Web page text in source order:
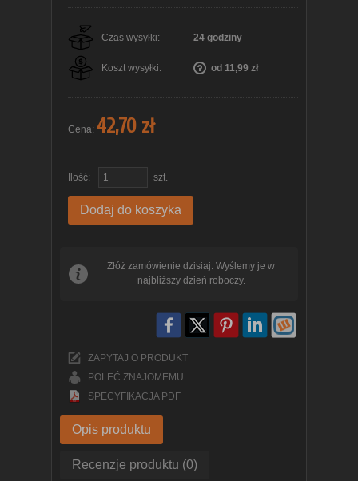
Czas wysyłki: 24 godziny
Koszt wysyłki: od 11,99 zł
Cena: 42,70 zł
Ilość: szt.
Dodaj do koszyka
Złóż zamówienie dzisiaj. Wyślemy je w
najbliższy dzień roboczy.
ZAPYTAJ O PRODUKT
POLEĆ ZNAJOMEMU
SPECYFIKACJA PDF
Opis produktu
Recenzje produktu (0)